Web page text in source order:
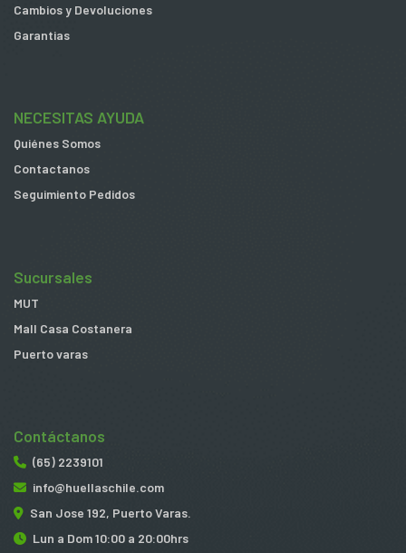
Cambios y Devoluciones
Garantias
NECESITAS AYUDA
Quiénes Somos
Contactanos
Seguimiento Pedidos
Sucursales
MUT
Mall Casa Costanera
Puerto varas
Contáctanos
(65) 2239101
info@huellaschile.com
San Jose 192, Puerto Varas.
Lun a Dom 10:00 a 20:00hrs